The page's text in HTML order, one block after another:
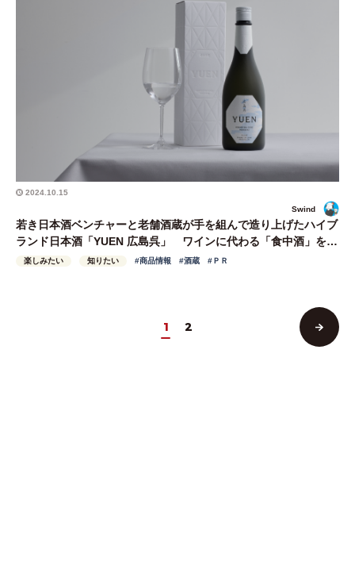
2024.10.15
Swind
若き日本酒ベンチャーと老舗酒蔵が手を組んで造り上げたハイブ
ランド日本酒「YUEN 広島呉」 ワインに代わる「食中酒」を目
指した理由とは
楽しみたい 知りたい #商品情報 #酒蔵 #ＰＲ
1 2
次
へ